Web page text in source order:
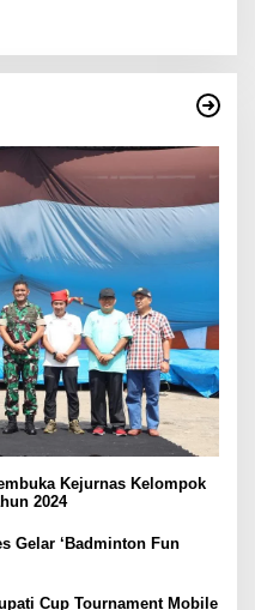
Kejurnas Kelompok
2024
Gelar ‘Badminton Fun
Cup Tournament Mobile